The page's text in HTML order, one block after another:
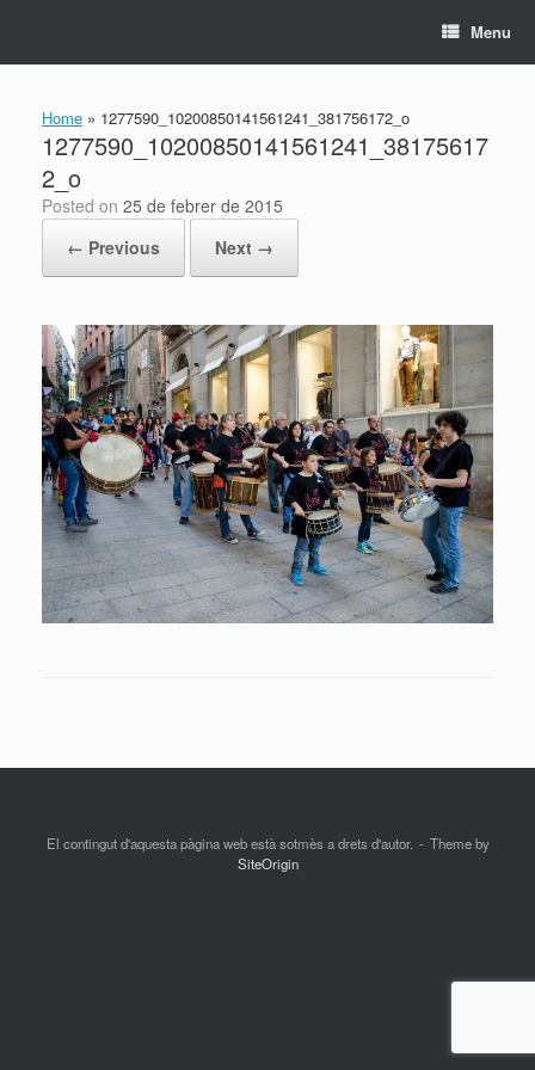
Menu
Home » 1277590_10200850141561241_381756172_o
1277590_10200850141561241_38175617
2_o
Posted on 25 de febrer de 2015
← Previous
Next →
El contingut d'aquesta pàgina web està sotmès a drets d'autor.
Theme by
SiteOrigin